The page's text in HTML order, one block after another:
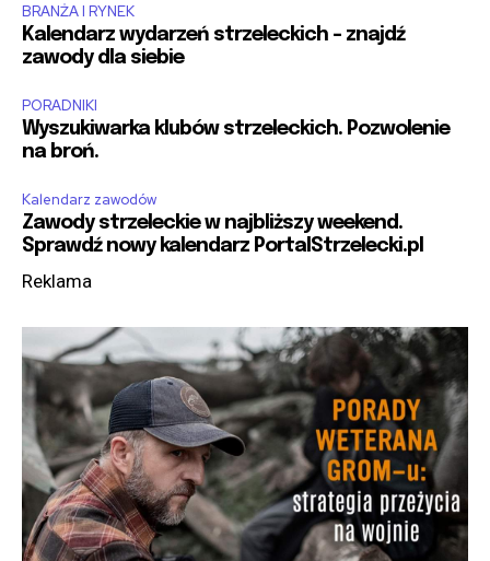
BRANŻA I RYNEK
Kalendarz wydarzeń strzeleckich – znajdź
zawody dla siebie
PORADNIKI
Wyszukiwarka klubów strzeleckich. Pozwolenie
na broń.
Kalendarz zawodów
Zawody strzeleckie w najbliższy weekend.
Sprawdź nowy kalendarz PortalStrzelecki.pl
Reklama